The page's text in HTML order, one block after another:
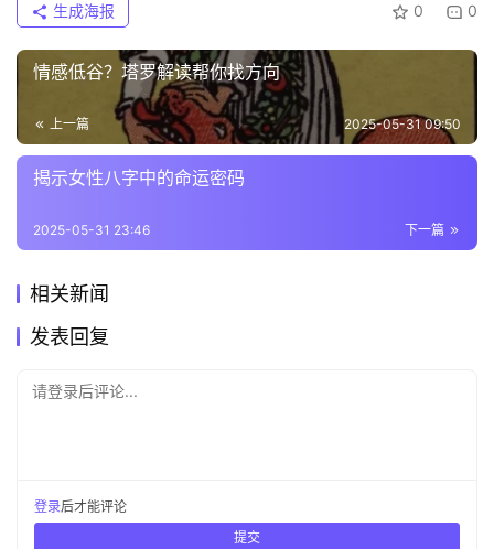
0 0
生成海报
情感低谷？塔罗解读帮你找方向
上一篇 2025-05-31 09:50
揭示女性八字中的命运密码
下一篇
2025-05-31 23:46
相关新闻
发表回复
请登录后评论...
登录后才能评论
提交